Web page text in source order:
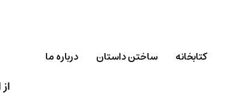
کتابخانه ساختن داستان درباره ما